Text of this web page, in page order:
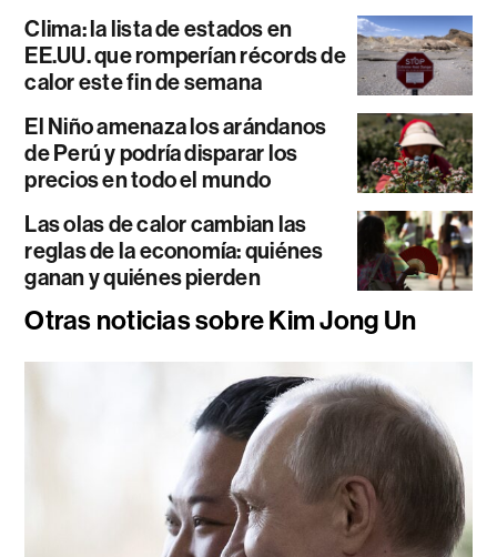
Clima: la lista de estados en
EE.UU. que romperían récords de
calor este fin de semana
El Niño amenaza los arándanos
de Perú y podría disparar los
precios en todo el mundo
Las olas de calor cambian las
reglas de la economía: quiénes
ganan y quiénes pierden
Otras noticias sobre Kim Jong Un